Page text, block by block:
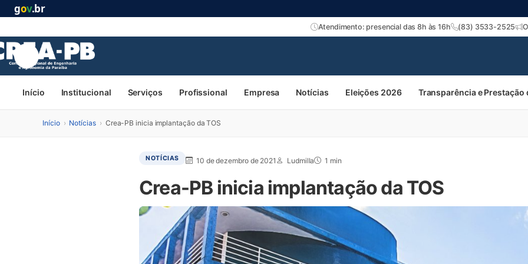
gov.br
Atendimento: presencial das 8h às 16h (83) 3533-2525
Início Institucional Serviços Profissional Empresa Notícias Eleições 2026 Transparência e Prestação
Início › Notícias › Crea-PB inicia implantação da TOS
NOTÍCIAS 10 de dezembro de 2021 Ludmilla 1 min
Crea-PB inicia implantação da TOS